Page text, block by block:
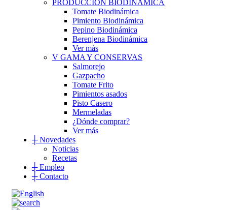
PRODUCCIÓN BIODINÁMICA
Tomate Biodinámica
Pimiento Biodinámica
Pepino Biodinámica
Berenjena Biodinámica
Ver más
V GAMA Y CONSERVAS
Salmorejo
Gazpacho
Tomate Frito
Pimientos asados
Pisto Casero
Mermeladas
¿Dónde comprar?
Ver más
┼Novedades
Noticias
Recetas
┼Empleo
┼Contacto